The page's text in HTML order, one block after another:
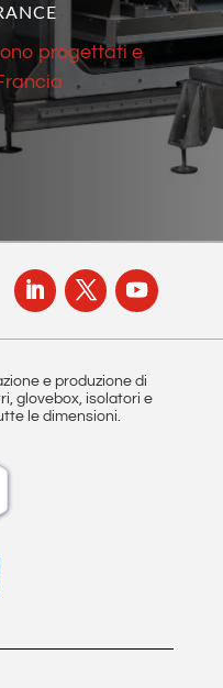
progettati e
e produzione di
glovebox, isolatori e
le dimensioni.